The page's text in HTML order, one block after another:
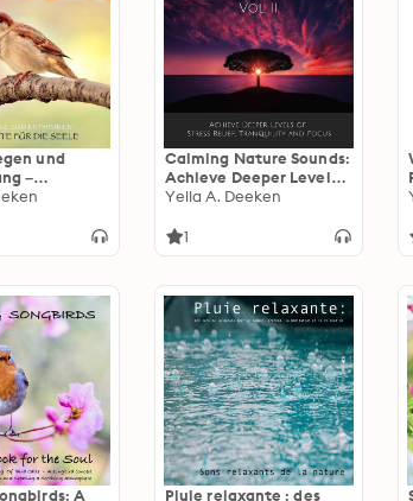
und
–
zum
für die
Calming Nature Sounds:
Achieve Deeper Levels
of Stress Relief,
Yella A. Deeken
1
A
Pluie relaxante : des